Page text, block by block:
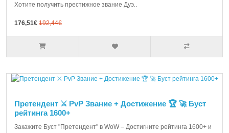
Хотите получить престижное звание Дуэ..
176,51€ 192,44€
Претендент ⚔️ PvP Звание + Достижение 🏆 🚀 Буст
рейтинга 1600+
Закажите Буст "Претендент" в WoW – Достигните рейтинга 1600+ и